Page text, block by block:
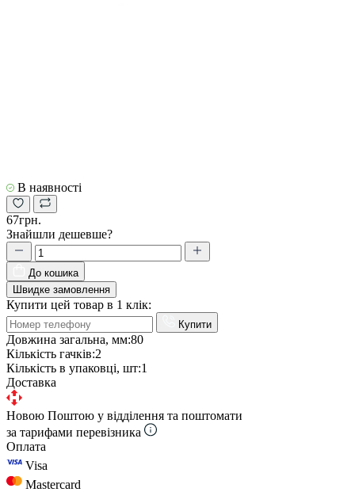
В наявності
67грн.
Знайшли дешевше?
До кошика
Швидке замовлення
Купити цей товар в 1 клік:
Купити
Довжина загальна, мм:80
Кількість гачків:2
Кількість в упаковці, шт:1
Доставка
Новою Поштою у відділення та поштомати
за тарифами перевізника
Оплата
Visa
Mastercard